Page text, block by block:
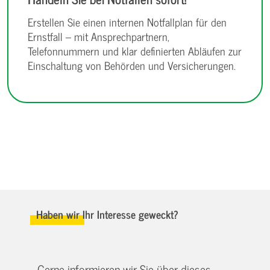
Erstellen Sie einen internen Notfallplan für den
Ernstfall – mit Ansprechpartnern,
Telefonnummern und klar definierten Abläufen zur
Einschaltung von Behörden und Versicherungen.
Haben wir Ihr Interesse geweckt?